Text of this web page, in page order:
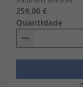
Control ESD y sala
buscar en la web
nuestro
259,00 €
Quantidade